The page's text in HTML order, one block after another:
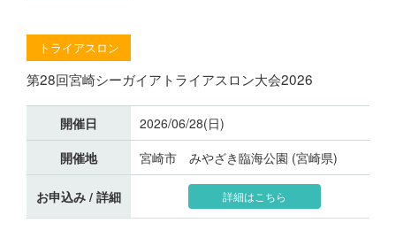
トライアスロン
第28回宮崎シーガイアトライアスロン大会2026
開催日
2026/06/28(日)
開催地
宮崎市 みやざき臨海公園 (宮崎県)
お申込み / 詳細 詳細はこちら